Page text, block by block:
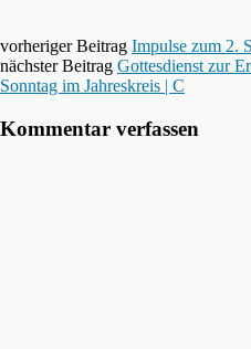
vorheriger Beitrag Impulse zum 2.
nächster Beitrag Gottesdienst zur
Sonntag im Jahreskreis | C
Kommentar verfassen